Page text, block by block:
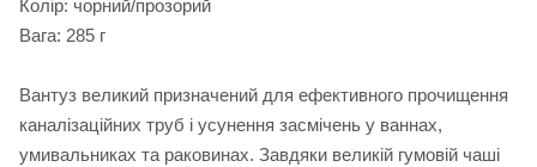
Колір: чорний/прозорий
Вага: 285 г
Вантуз великий призначений для ефективного прочищення
каналізаційних труб і усунення засмічень у ваннах,
умивальниках та раковинах. Завдяки великій гумовій чаші